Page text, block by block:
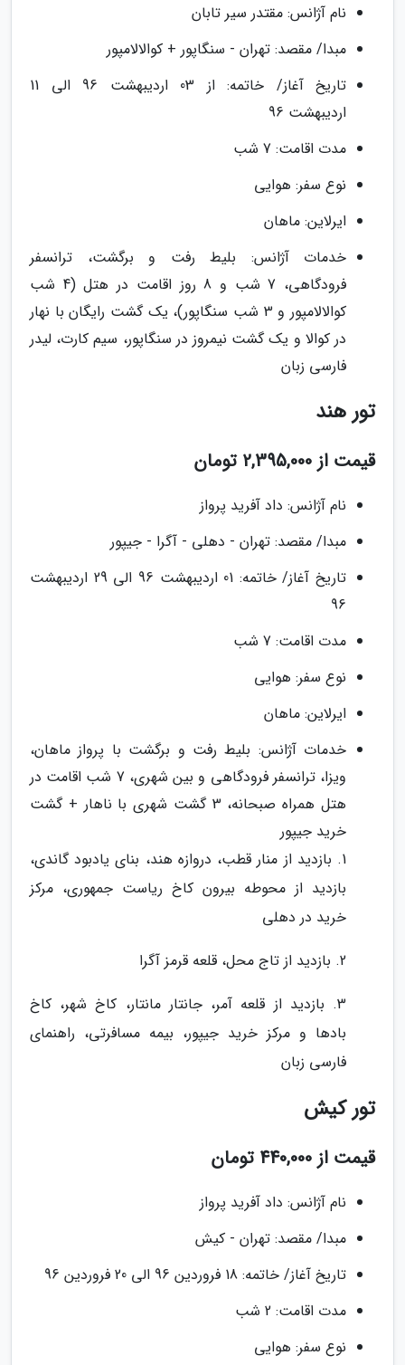
نام آژانس: مقتدر سیر تابان
مبدا/ مقصد: تهران - سنگاپور + کوالالامپور
تاریخ آغاز/ خاتمه: از 03 اردیبهشت 96 الی 11
اردیبهشت 96
مدت اقامت: 7 شب
نوع سفر: هوایی
ایرلاین: ماهان
خدمات آژانس: بلیط رفت و برگشت، ترانسفر
فرودگاهی، 7 شب و 8 روز اقامت در هتل (4 شب
کوالالامپور و 3 شب سنگاپور)، یک گشت رایگان با نهار
در کوالا و یک گشت نیمروز در سنگاپور، سیم کارت، لیدر
فارسی زبان
تور هند
قیمت از 2,395,000 تومان
نام آژانس: داد آفرید پرواز
مبدا/ مقصد: تهران - دهلی - آگرا - جیپور
تاریخ آغاز/ خاتمه: 01 اردیبهشت 96 الی 29 اردیبهشت
96
مدت اقامت: 7 شب
نوع سفر: هوایی
ایرلاین: ماهان
خدمات آژانس: بلیط رفت و برگشت با پرواز ماهان،
ویزا، ترانسفر فرودگاهی و بین شهری، 7 شب اقامت در
هتل همراه صبحانه، 3 گشت شهری با ناهار + گشت
خرید جیپور
1. بازدید از منار قطب، دروازه هند، بنای یادبود گاندی،
بازدید از محوطه بیرون کاخ ریاست جمهوری، مرکز
خرید در دهلی
2. بازدید از تاج محل، قلعه قرمز آگرا
3. بازدید از قلعه آمر، جانتار مانتار، کاخ شهر، کاخ
بادها و مرکز خرید جیپور، بیمه مسافرتی، راهنمای
فارسی زبان
تور کیش
قیمت از 440,000 تومان
نام آژانس: داد آفرید پرواز
مبدا/ مقصد: تهران - کیش
تاریخ آغاز/ خاتمه: 18 فروردین 96 الی 20 فروردین 96
مدت اقامت: 2 شب
نوع سفر: هوایی